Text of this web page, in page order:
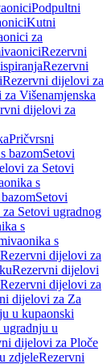
Podpultni
Kutni
za
Rezervni
Rezervni
Rezervni dijelovi za
Višenamjenska
dijelovi za
Pričvrsni
bazomSetovi
za Setovi
s
Setovi
Setovi ugradnog
s
s
Rezervni dijelovi za
Rezervni dijelovi
Rezervni dijelovi za
dijelovi za Za
u kupaonski
u
dijelovi za Ploče
zdjeleRezervni